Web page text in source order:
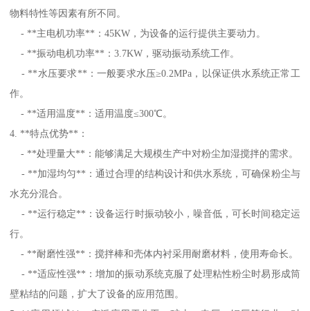
物料特性等因素有所不同。
- **主电机功率**：45KW，为设备的运行提供主要动力。
- **振动电机功率**：3.7KW，驱动振动系统工作。
- **水压要求**：一般要求水压≥0.2MPa，以保证供水系统正常工
作。
- **适用温度**：适用温度≤300℃。
4. **特点优势**：
- **处理量大**：能够满足大规模生产中对粉尘加湿搅拌的需求。
- **加湿均匀**：通过合理的结构设计和供水系统，可确保粉尘与
水充分混合。
- **运行稳定**：设备运行时振动较小，噪音低，可长时间稳定运
行。
- **耐磨性强**：搅拌棒和壳体内衬采用耐磨材料，使用寿命长。
- **适应性强**：增加的振动系统克服了处理粘性粉尘时易形成筒
壁粘结的问题，扩大了设备的应用范围。